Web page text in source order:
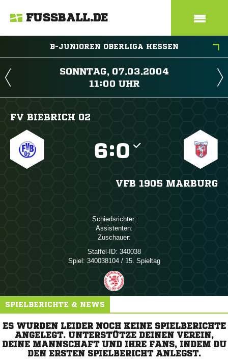
FUSSBALL.DE
B-JUNIOREN OBERLIGA HESSEN
 
 
FV BIEBRICH 02
:
VFB 1905 MARBURG
Schiedsrichter:
Assistenten:
Zuschauer:
Staffel-ID: 340038
Spiel: 340038104 / 15. Spieltag
SPIELBERICHTE & NEWS
ES WURDEN LEIDER NOCH KEINE SPIELBERICHTE
ANGELEGT. UNTERSTÜTZE DEINEN VEREIN,
DEINE MANNSCHAFT UND IHRE FANS, INDEM DU
DEN ERSTEN SPIELBERICHT ANLEGST.